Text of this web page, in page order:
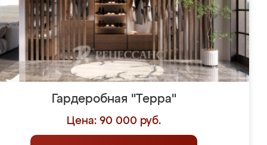
Гардеробная "Терра"
Цена: 90 000 руб.